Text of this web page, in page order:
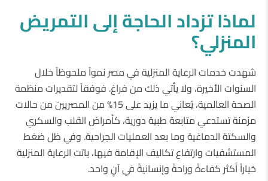
لماذاتزدادالحاجةإلىالتمريض
المنزلي؟
شهدت خدمات الرعاية المنزلية في مصر نمواً ملحوظاً خلال
السنوات الأخيرة، ولا يأتي ذلك من فراغ. فوفقاً لتقديرات منظمة
الصحة العالمية، يُعاني ما يزيد على 15% من المصريين من حالات
مزمنة تستدعي متابعة طبية دورية، كأمراض القلب والسكري
والسكتة الدماغية وما بعد العمليات الجراحية. وفي ظل ضغط
المستشفيات وارتفاع تكاليف الإقامة فيها، باتت الرعاية المنزلية
خياراً أكثر كفاءةً وراحةً وإنسانيةً في آنٍ واحد.